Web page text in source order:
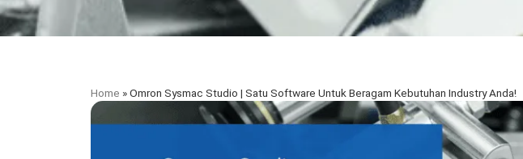
Home »Omron Sysmac Studio | Satu Software Untuk Beragam Kebutuhan Industry Anda!